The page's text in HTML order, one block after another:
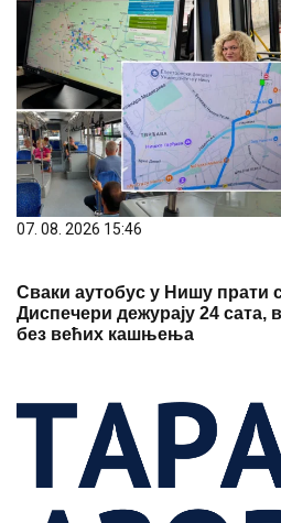
07. 08. 2026 15:46
Сваки аутобус у Нишу прати
Диспечери дежурају 24 сата,
без већих кашњења